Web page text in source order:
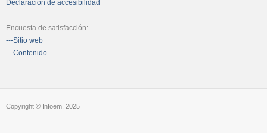
Declaración de accesibilidad
Encuesta de satisfacción:
---Sitio web
---Contenido
Copyright © Infoem, 2025